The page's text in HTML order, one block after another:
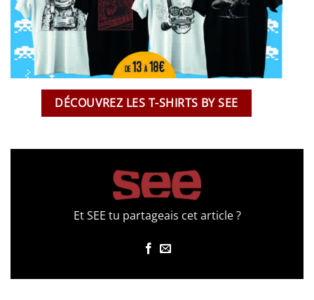
DÉCOUVREZ LES T-SHIRTS BY SEE
Et SEE tu partageais cet article ?